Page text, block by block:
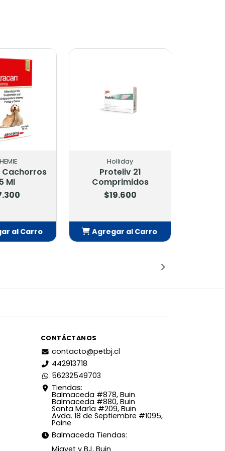
Ml
al Carro
Holliday
Proteliv 21
Comprimidos
$19.600
Agregar al Carro
CONTÁCTANOS
contacto@petbj.cl
442913718
56232549703
Tiendas:
Balmaceda #878, Buin
Balmaceda #880, Buin
Santa María #209, Buin
Avda. 18 de Septiembre #1095,
Paine
Balmaceda Tiendas: